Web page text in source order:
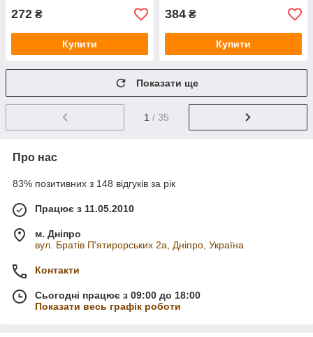
272 ₴
Купити
384 ₴
Купити
Показати ще
1 / 35
Про нас
83% позитивних з 148 відгуків за рік
Працює з 11.05.2010
м. Дніпро
вул. Братів П'ятирорських 2а, Дніпро, Україна
Контакти
Сьогодні працює з 09:00 до 18:00
Показати весь графік роботи